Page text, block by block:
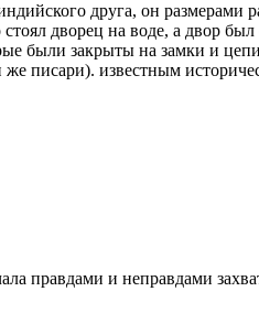
друга, он
дворец на воде, а двор
были закрыты на замки и
писари). известным
правдами и неправдами